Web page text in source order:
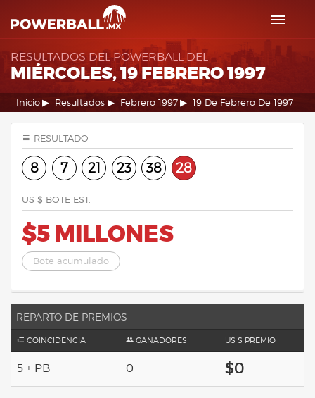
RESULTADOS DEL POWERBALL DEL
MIÉRCOLES, 19 FEBRERO 1997
Inicio Resultados Febrero 1997 19 De Febrero De 1997
RESULTADO
8 7 21 23 38 28
US $ BOTE EST.
$5 MILLONES
Bote acumulado
REPARTO DE PREMIOS
COINCIDENCIA GANADORES US $ PREMIO
5 + PB 0 $0